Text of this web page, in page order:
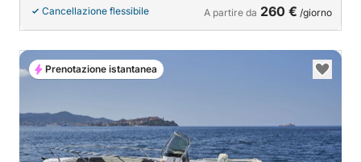
Cancellazione flessibile A partire da 260 € /giorno
Prenotazione istantanea